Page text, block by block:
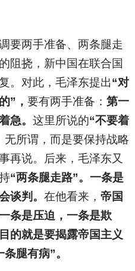
要两手准备、两条腿走
阻挠，新中国在联合国
。对此，毛泽东提出“对
”， 要有两手准备： 第一
急。 这里所说的“不要着
无所谓，而是要保持战略
再说。后来，毛泽东又
“两条腿走路”。一条是
谈判。 在他看来， 帝国
条是压迫，一条是欺
目的就是要揭露帝国主义
腿有病”。